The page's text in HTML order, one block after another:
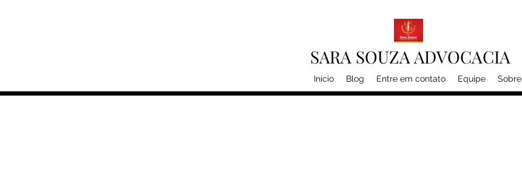
SARA SOUZA ADVOCACIA
Início Blog Entre em contato Equipe Sobre